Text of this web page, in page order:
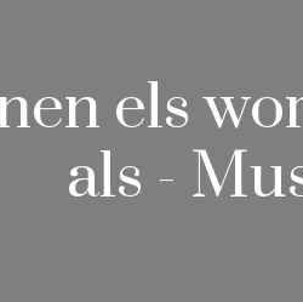
els
als -